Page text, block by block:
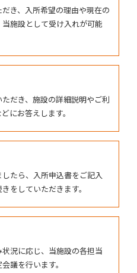
き、入所希望の理由や現在の
施設として受け入れが可能
だき、施設の詳細説明やご利
にお答えします。
たら、入所申込書をご記入
をしていただきます。
況に応じ、当施設の各担当
議を行います。